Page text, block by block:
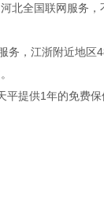
北全国联网服务，
务，江浙附近地区
平提供1年的免费